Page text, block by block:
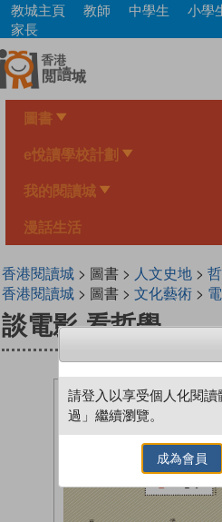
Skip
main
content
教城主頁 教師 中學生
小學
家長
圖書
e悅讀學校計劃
我的閱讀城
漫話生活
香港閱讀城> 圖書 > 人文史地>
香港閱讀城> 圖書 > 文化藝術>
談電影 看哲學
請登入以享受個人化閱讀
過」繼續瀏覽。
成為會員